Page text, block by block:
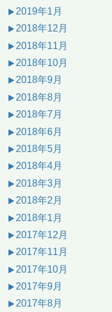
2019年1月
2018年12月
2018年11月
2018年10月
2018年9月
2018年8月
2018年7月
2018年6月
2018年5月
2018年4月
2018年3月
2018年2月
2018年1月
2017年12月
2017年11月
2017年10月
2017年9月
2017年8月